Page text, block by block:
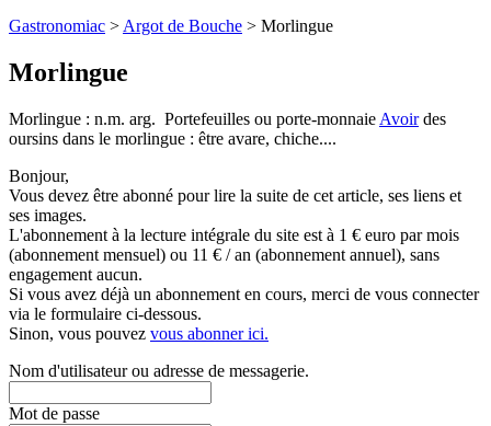
Gastronomiac > Argot de Bouche > Morlingue
Morlingue
Morlingue : n.m. arg. Portefeuilles ou porte-monnaie Avoirdes
oursins dans le morlingue : être avare, chiche....
Bonjour,
Vous devez être abonné pour lire la suite de cet article, ses liens et
ses images.
L'abonnement à la lecture intégrale du site est à 1 € euro par mois
(abonnement mensuel) ou 11 € / an (abonnement annuel), sans
engagement aucun.
Si vous avez déjà un abonnement en cours, merci de vous connecter
via le formulaire ci-dessous.
Sinon, vous pouvez vous abonner ici.
Nom d'utilisateur ou adresse de messagerie.
Mot de passe